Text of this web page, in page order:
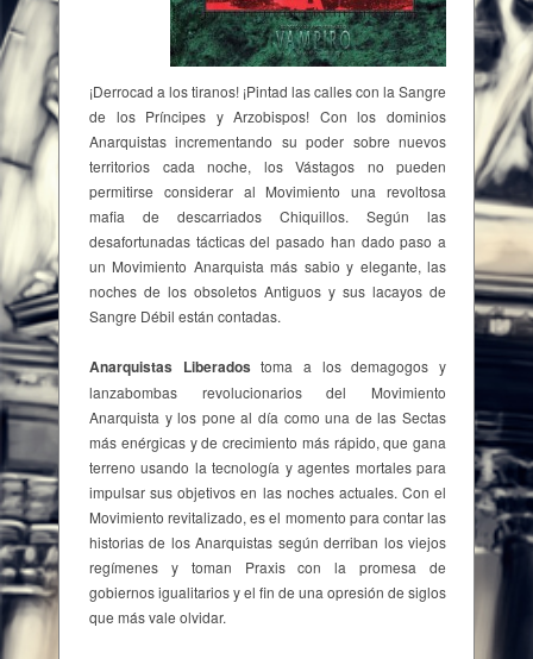
¡Derrocad a los tiranos! ¡Pintad las calles con la Sangre
de los Príncipes y Arzobispos! Con los dominios
Anarquistas incrementando su poder sobre nuevos
territorios cada noche, los Vástagos no pueden
permitirse considerar al Movimiento una revoltosa
mafia de descarriados Chiquillos. Según las
desafortunadas tácticas del pasado han dado paso a
un Movimiento Anarquista más sabio y elegante, las
noches de los obsoletos Antiguos y sus lacayos de
Sangre Débil están contadas.
Anarquistas Liberadostoma a los demagogos y
lanzabombas revolucionarios del Movimiento
Anarquista y los pone al día como una de las Sectas
más enérgicas y de crecimiento más rápido, que gana
terreno usando la tecnología y agentes mortales para
impulsar sus objetivos en las noches actuales. Con el
Movimiento revitalizado, es el momento para contar las
historias de los Anarquistas según derriban los viejos
regímenes y toman Praxis con la promesa de
gobiernos igualitarios y el fin de una opresión de siglos
que más vale olvidar.